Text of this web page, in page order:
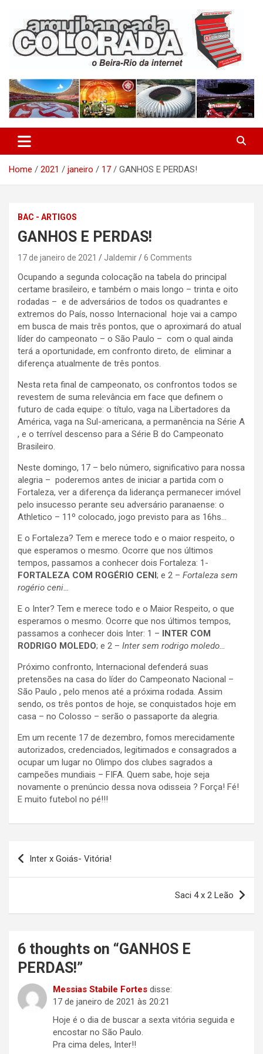
content
Arquibancada Colorada
Home 2021 janeiro 17 GANHOS E PERDAS!
BAC - ARTIGOS
GANHOS E PERDAS!
17 de janeiro de 2021 Jaldemir 6 Comments
Ocupando a segunda colocação na tabela do principal
certame brasileiro, e também o mais longo – trinta e oito
rodadas – e de adversários de todos os quadrantes e
extremos do País, nosso Internacional hoje vai a campo
em busca de mais três pontos, que o aproximará do atual
líder do campeonato – o São Paulo – com o qual ainda
terá a oportunidade, em confronto direto, de eliminar a
diferença atualmente de três pontos.
Nesta reta final de campeonato, os confrontos todos se
revestem de suma relevância em face que definem o
futuro de cada equipe: o título, vaga na Libertadores da
América, vaga na Sul-americana, a permanência na Série A
, e o terrível descenso para a Série B do Campeonato
Brasileiro.
Neste domingo, 17 – belo número, significativo para nossa
alegria – poderemos antes de iniciar a partida com o
Fortaleza, ver a diferença da liderança permanecer imóvel
pelo insucesso perante seu adversário paranaense: o
Athletico – 11º colocado, jogo previsto para as 16hs…
E o Fortaleza? Tem e merece todo e o maior respeito, o
que esperamos o mesmo. Ocorre que nos últimos
tempos, passamos a conhecer dois Fortaleza: 1-
FORTALEZA COM ROGÉRIO CENI; e 2 – Fortaleza sem
rogério ceni…
E o Inter? Tem e merece todo e o Maior Respeito, o que
esperamos o mesmo. Ocorre que nos últimos tempos,
passamos a conhecer dois Inter: 1 – INTER COM
RODRIGO MOLEDO; e 2 – Inter sem rodrigo moledo…
Próximo confronto, Internacional defenderá suas
pretensões na casa do líder do Campeonato Nacional –
São Paulo , pelo menos até a próxima rodada. Assim
sendo, os três pontos de hoje, se conquistados hoje em
casa – no Colosso – serão o passaporte da alegria.
Em um recente 17 de dezembro, fomos merecidamente
autorizados, credenciados, legitimados e consagrados a
ocupar um lugar no Olimpo dos clubes sagrados a
campeões mundiais – FIFA. Quem sabe, hoje seja
novamente o prenúncio dessa nova odisseia ? Força! Fé!
E muito futebol no pé!!!
Navegação
de
Inter x Goiás- Vitória!
Saci 4 x 2 Leão
6 thoughts on “GANHOS E
PERDAS!”
Messias Stabile Fortes disse:
17 de janeiro de 2021 às 20:21
Hoje é o dia de buscar a sexta vitória seguida e
encostar no São Paulo.
Pra cima deles, Inter!!